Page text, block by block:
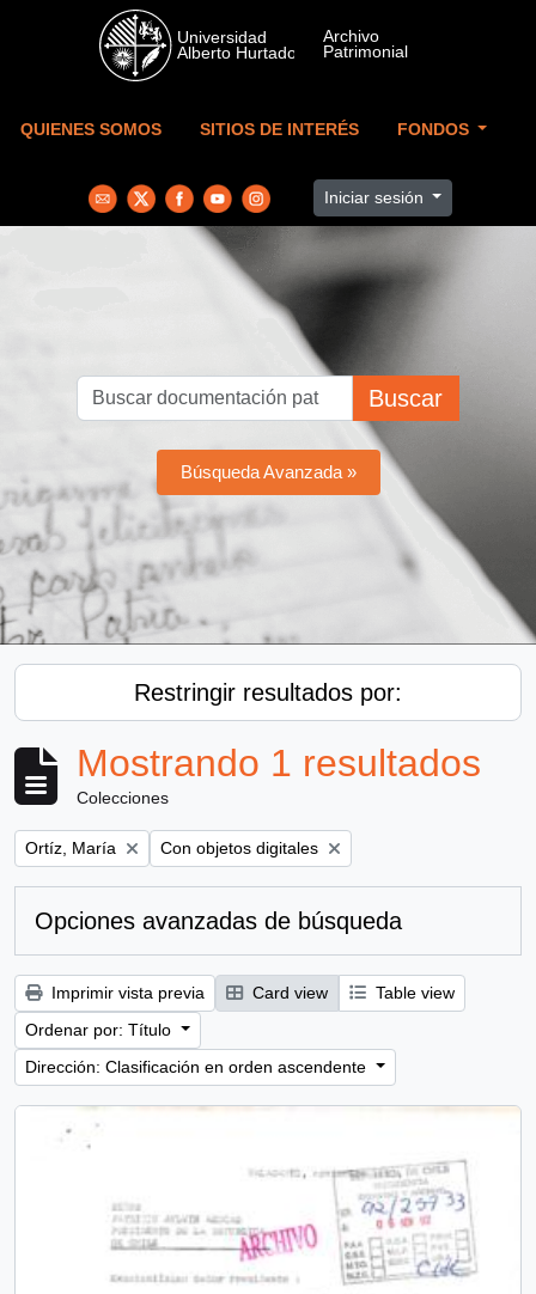
Skip to main content
QUIENES SOMOS SITIOS DE INTERÉS FONDOS
Iniciar sesión
Buscar
Búsqueda Avanzada »
Restringir resultados por:
Mostrando 1 resultados
Colecciones
Remove filter:
Ortíz, María Remove filter:
Con objetos digitales
Opciones avanzadas de búsqueda
Imprimir vista previa Card view
Table view
Ordenar por: Título
Dirección: Clasificación en orden ascendente